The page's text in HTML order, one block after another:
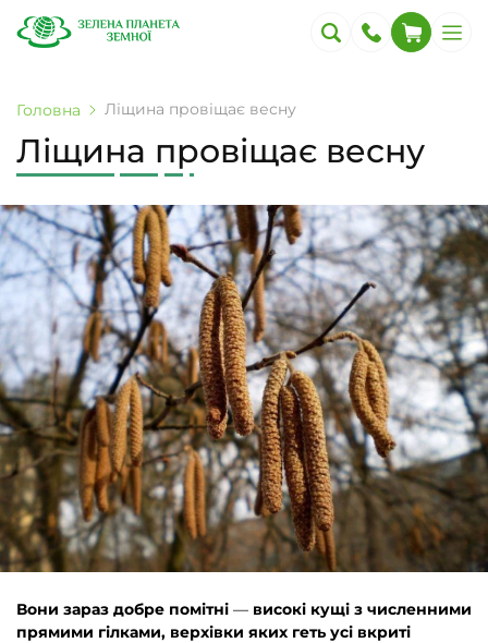
Головна Ліщина провіщає весну
Ліщина провіщає весну
Вони зараз добре помітні — високі кущі з численними
прямими гілками, верхівки яких геть усі вкриті